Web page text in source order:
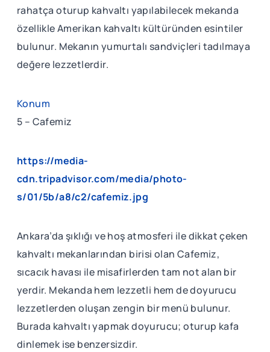
rahatça oturup kahvaltı yapılabilecek mekanda
özellikle Amerikan kahvaltı kültüründen esintiler
bulunur. Mekanın yumurtalı sandviçleri tadılmaya
değere lezzetlerdir.
Konum
5 – Cafemiz
https://media-
cdn.tripadvisor.com/media/photo-
s/01/5b/a8/c2/cafemiz.jpg
Ankara’da şıklığı ve hoş atmosferi ile dikkat çeken
kahvaltı mekanlarından birisi olan Cafemiz,
sıcacık havası ile misafirlerden tam not alan bir
yerdir. Mekanda hem lezzetli hem de doyurucu
lezzetlerden oluşan zengin bir menü bulunur.
Burada kahvaltı yapmak doyurucu; oturup kafa
dinlemek ise benzersizdir.